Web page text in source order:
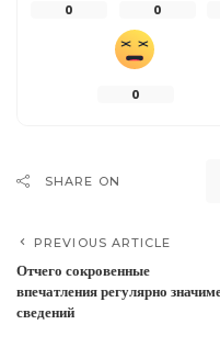
0 0
0
SHARE ON
PREVIOUS ARTICLE
Отчего сокровенные
впечатления регулярно
сведений